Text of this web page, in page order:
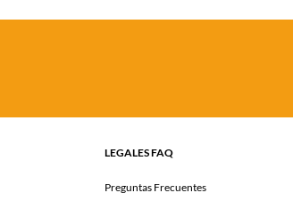
LEGALES FAQ
Preguntas Frecuentes